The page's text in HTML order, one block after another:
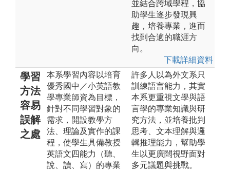
並結合跨域學程，協
助學生逐步發現興
趣，培養專業，進而
找到合適的職涯方
向。
下載詳細資料
學習
方法
容易
誤解
之處
本系學習內容以培育
優秀國中／小英語教
學專業師資為目標，
針對不同學習對象的
需求，開設教學方
法、理論及實作的課
程，使學生具備教授
英語文四能力（聽、
說、讀、寫）的專業
許多人以為外文系只
訓練語言能力，其實
本系更重視文學與語
言學的專業知識與研
究方法，並培養批判
思考、文本理解與邏
輯推理能力，幫助學
生以更廣闊視野面對
多元議題與挑戰。